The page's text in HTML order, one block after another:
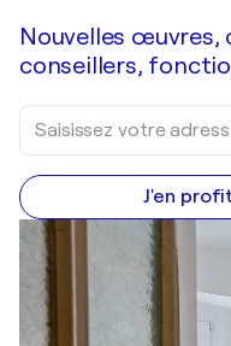
Nouvelles
conseillers,
J'en